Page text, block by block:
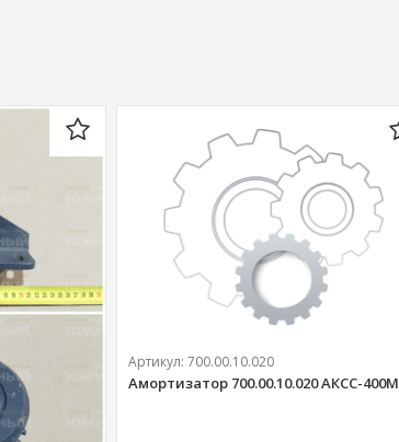
Артикул:700.00.10.020
Амортизатор 700.00.10.020 АКСС-400М